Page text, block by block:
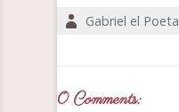
Gabriel el Poeta
0 Comments: